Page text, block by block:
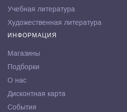
Учебная литература
Художественная литература
ИНФОРМАЦИЯ
Магазины
Подборки
О нас
Дисконтная карта
События